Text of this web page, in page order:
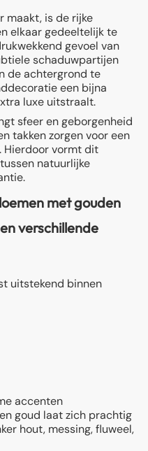
maakt, is de rijke
elkaar gedeeltelijk te
gevoel van
schaduwpartijen
de achtergrond te
een bijna
luxe uitstraalt.
sfeer en geborgenheid
takken zorgen voor een
Hierdoor vormt dit
natuurlijke
met gouden
verschillende
uitstekend binnen
accenten
goud laat zich prachtig
hout, messing, fluweel,